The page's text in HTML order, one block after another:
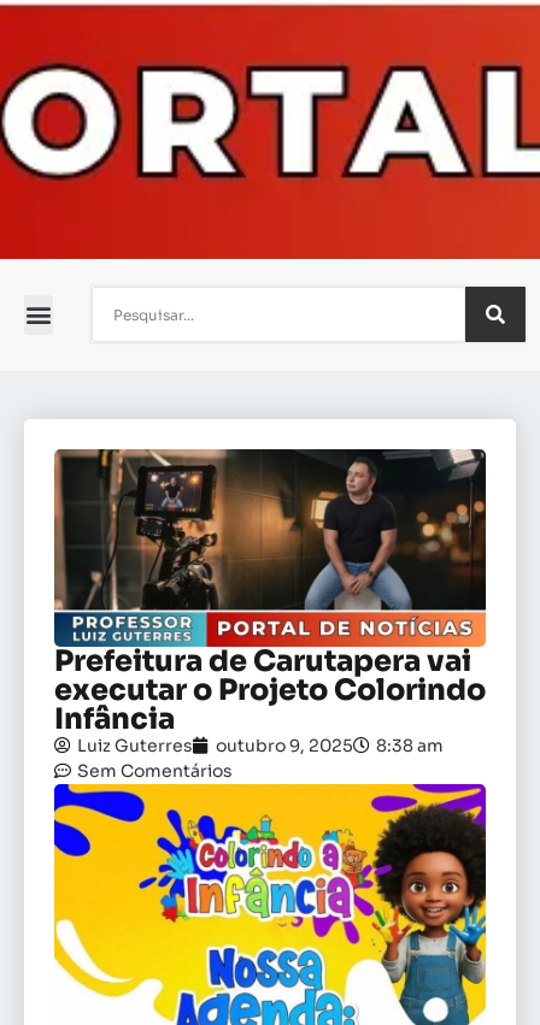
Prefeitura de Carutapera vai
executar o Projeto Colorindo
Infância
Luiz Guterres outubro 9, 2025
8:38 am
Sem Comentários